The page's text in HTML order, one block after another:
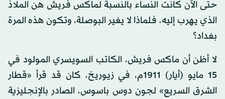
حتى الآن كانت النساء بالنسبة لماكس فريش هن الملاذ
الذي يهرب إليه. فلماذا لا يغير البوصلة، وتكون هذه المرة
بغداد؟
لا أظن أن ماكس فريش، الكاتب السويسري المولود في
15 مايو (أيار) 1911م، في زيوريخ، كان قد قرأ «قطار
الشرق السريع» لجون دوس باسوس، الصادر بالإنجليزية